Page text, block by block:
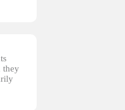
they